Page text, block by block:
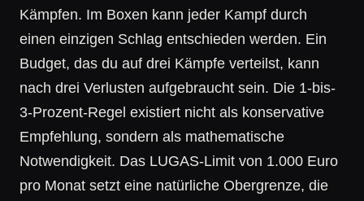
Kämpfen. Im Boxen kann jeder Kampf durch
einen einzigen Schlag entschieden werden. Ein
Budget, das du auf drei Kämpfe verteilst, kann
nach drei Verlusten aufgebraucht sein. Die 1-bis-
3-Prozent-Regel existiert nicht als konservative
Empfehlung, sondern als mathematische
Notwendigkeit. Das LUGAS-Limit von 1.000 Euro
pro Monat setzt eine natürliche Obergrenze, die